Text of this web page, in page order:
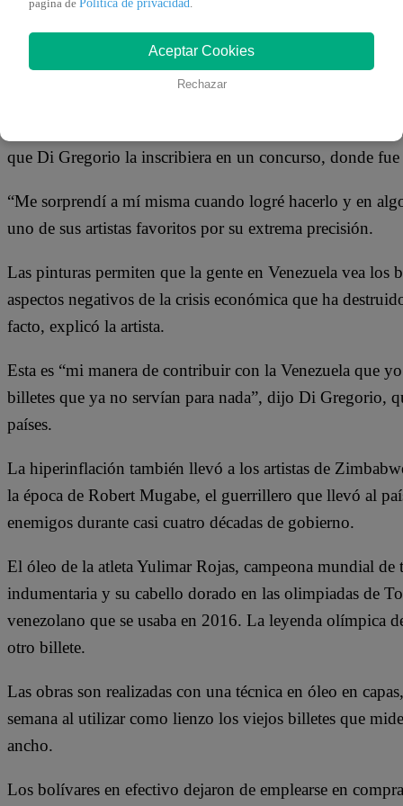
En una de sus pinturas, Di Gregorio utilizó un billete
que representa a una mujer semidesnuda en una de las
La réplica de la pintura se exhibirá en una exposición
que Di Gregorio la inscribiera en un concurso, donde
“Me sorprendí a mí misma cuando logré hacerlo y en
uno de sus artistas favoritos por su extrema precisión.
Las pinturas permiten que la gente en Venezuela vea los
aspectos negativos de la crisis económica que ha
facto, explicó la artista.
Esta es “mi manera de contribuir con la Venezuela que
billetes que ya no servían para nada”, dijo Di Gregorio,
países.
La hiperinflación también llevó a los artistas de
la época de Robert Mugabe, el guerrillero que llevó al
enemigos durante casi cuatro décadas de gobierno.
El óleo de la atleta Yulimar Rojas, campeona mundial
indumentaria y su cabello dorado en las olimpiadas de
venezolano que se usaba en 2016. La leyenda olímpica
otro billete.
Las obras son realizadas con una técnica en óleo en
semana al utilizar como lienzo los viejos billetes que
ancho.
Los bolívares en efectivo dejaron de emplearse en
pagina de
.
Aceptar Cookies
Rechazar